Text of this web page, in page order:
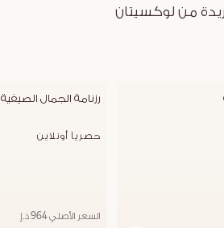
من لوكسيتان
رزنامة الجمال الصيفية
حصرياً أونلاين
السعر الأصلي 964 د.إ